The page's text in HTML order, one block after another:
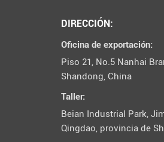
DIRECCIÓN:
Oficina de exportación:
Piso 21, No.5 Nanhai
Shandong, China
Taller:
Beian Industrial Park,
Qingdao, provincia de